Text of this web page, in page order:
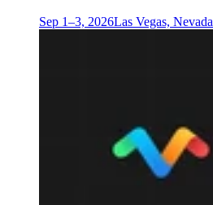
Sep 1–3, 2026Las Vegas, Nevada